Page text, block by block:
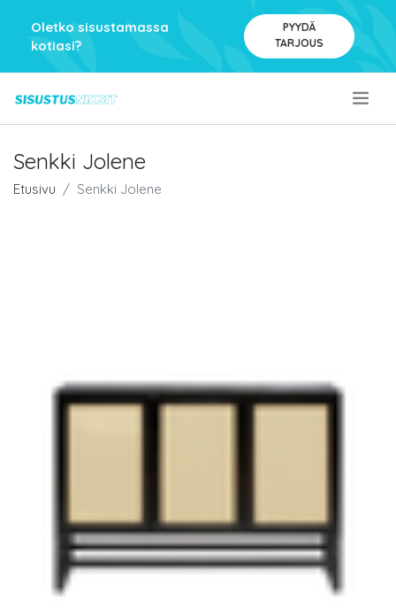
Oletko sisustamassa
kotiasi?
PYYDÄ
TARJOUS
Senkki Jolene
Etusivu Senkki Jolene